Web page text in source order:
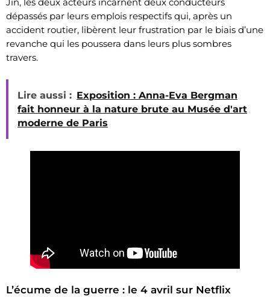
dépassés par leurs emplois respectifs qui, après un
accident routier, libèrent leur frustration par le biais d’une
revanche qui les poussera dans leurs plus sombres
travers.
Lire aussi : Exposition : Anna-Eva Bergman
fait honneur à la nature brute au Musée d'art
moderne de Paris
L’écume de la guerre : le 4 avril sur Netflix